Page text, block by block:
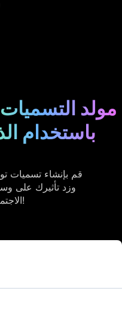
مولد التسميات
باستخدام
قم بإنشاء تسميات
الاجتماعي بسهولة!